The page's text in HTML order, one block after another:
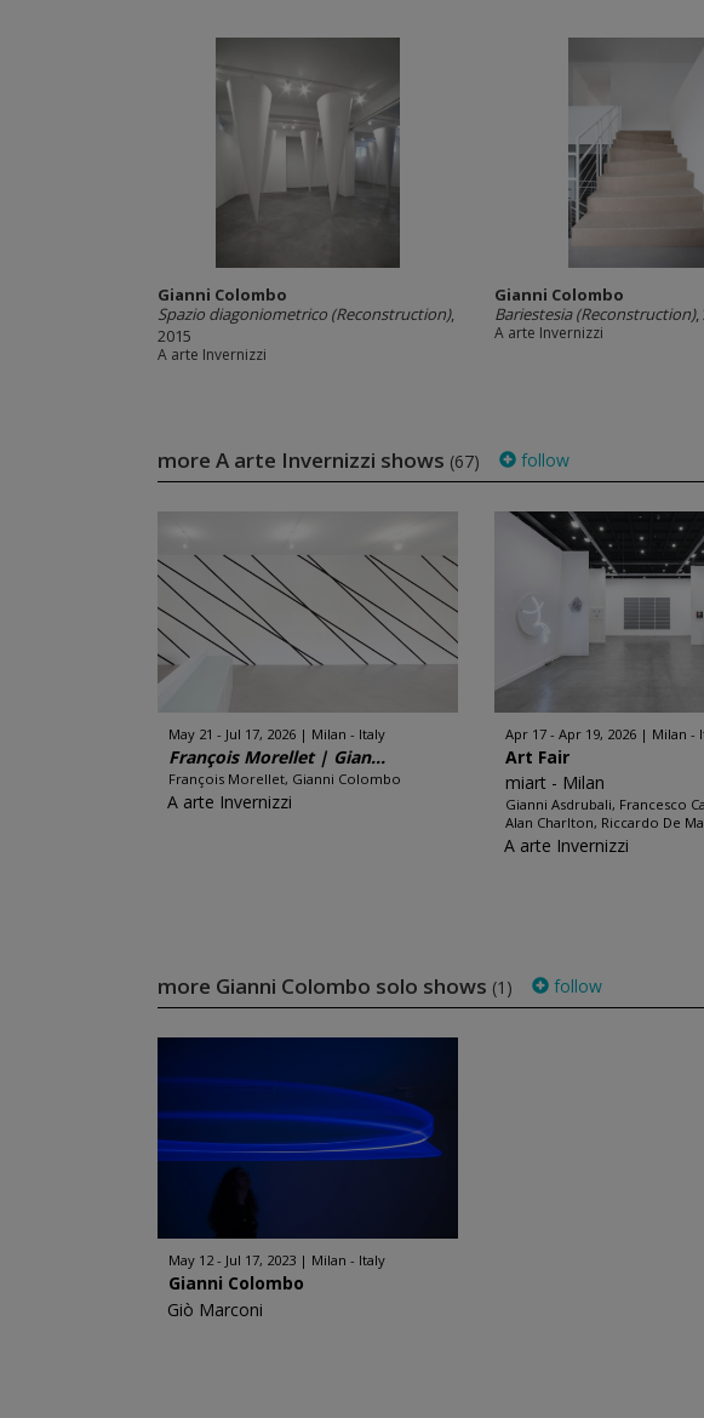
Gianni Colombo
Spazio diagoniometrico (Reconstruction),
2015
A arte Invernizzi
Gianni Colombo
Bariestesia (Reconstruction),
A arte Invernizzi
more A arte Invernizzi shows (67) follow
May 21 - Jul 17, 2026 Milan - Italy
François Morellet | Gian...
François Morellet, Gianni Colombo
A arte Invernizzi
Apr 17 - Apr 19, 2026 Milan -
Art Fair
miart - Milan
Gianni Asdrubali, Francesco
Alan Charlton, Riccardo De
A arte Invernizzi
more Gianni Colombo solo shows (1) follow
May 12 - Jul 17, 2023 Milan - Italy
Gianni Colombo
Giò Marconi